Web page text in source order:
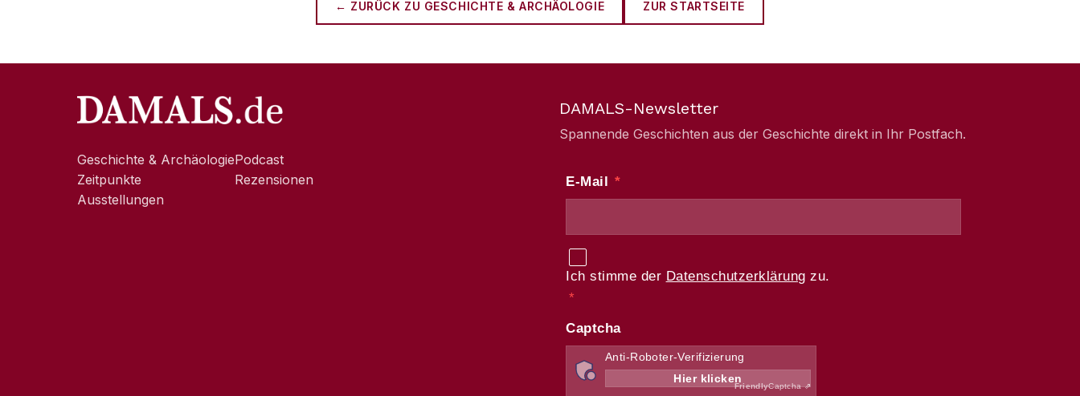
← ZURÜCK ZU GESCHICHTE & ARCHÄOLOGIE ZUR STARTSEITE
Geschichte & Archäologie
Zeitpunkte
Ausstellungen
Podcast
Rezensionen
DAMALS-Newsletter
Spannende Geschichten aus der Geschichte direkt in Ihr Postfach.